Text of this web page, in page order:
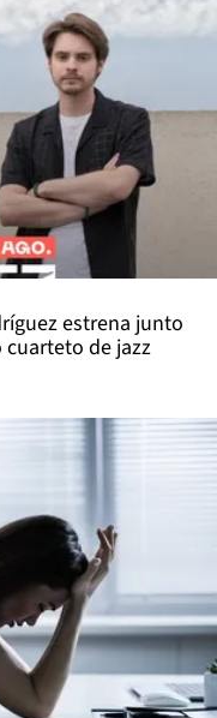
estrena junto
cuarteto de jazz